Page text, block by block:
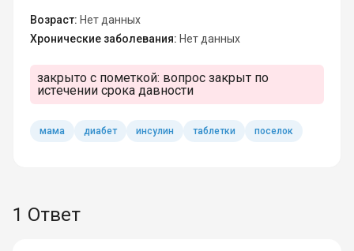
Возраст: Нет данных
Хронические заболевания: Нет данных
закрыто с пометкой: вопрос закрыт по
истечении срока давности
мама диабет инсулин таблетки поселок
1 Ответ